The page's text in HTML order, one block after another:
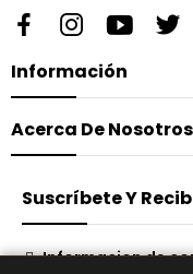
Información
Acerca De Nosotros
Suscríbete Y
Informacion de